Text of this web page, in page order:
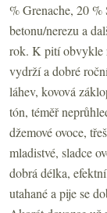
% Grenache, 20
betonu/nerezu a
rok. K pití obvykle
vydrží a dobré
láhev, kovová
tón, téměř
džemové ovoce,
mladistvé, sladce
dobrá délka,
utahané a pije se